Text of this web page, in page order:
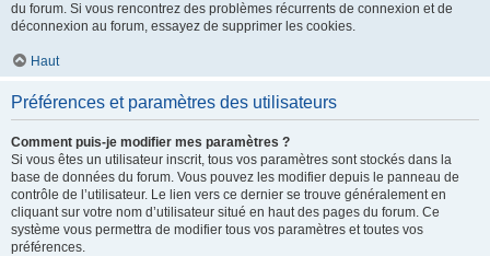
du forum. Si vous rencontrez des problèmes récurrents de connexion et de
déconnexion au forum, essayez de supprimer les cookies.
Haut
Préférences et paramètres des utilisateurs
Comment puis-je modifier mes paramètres ?
Si vous êtes un utilisateur inscrit, tous vos paramètres sont stockés dans la
base de données du forum. Vous pouvez les modifier depuis le panneau de
contrôle de l’utilisateur. Le lien vers ce dernier se trouve généralement en
cliquant sur votre nom d’utilisateur situé en haut des pages du forum. Ce
système vous permettra de modifier tous vos paramètres et toutes vos
préférences.